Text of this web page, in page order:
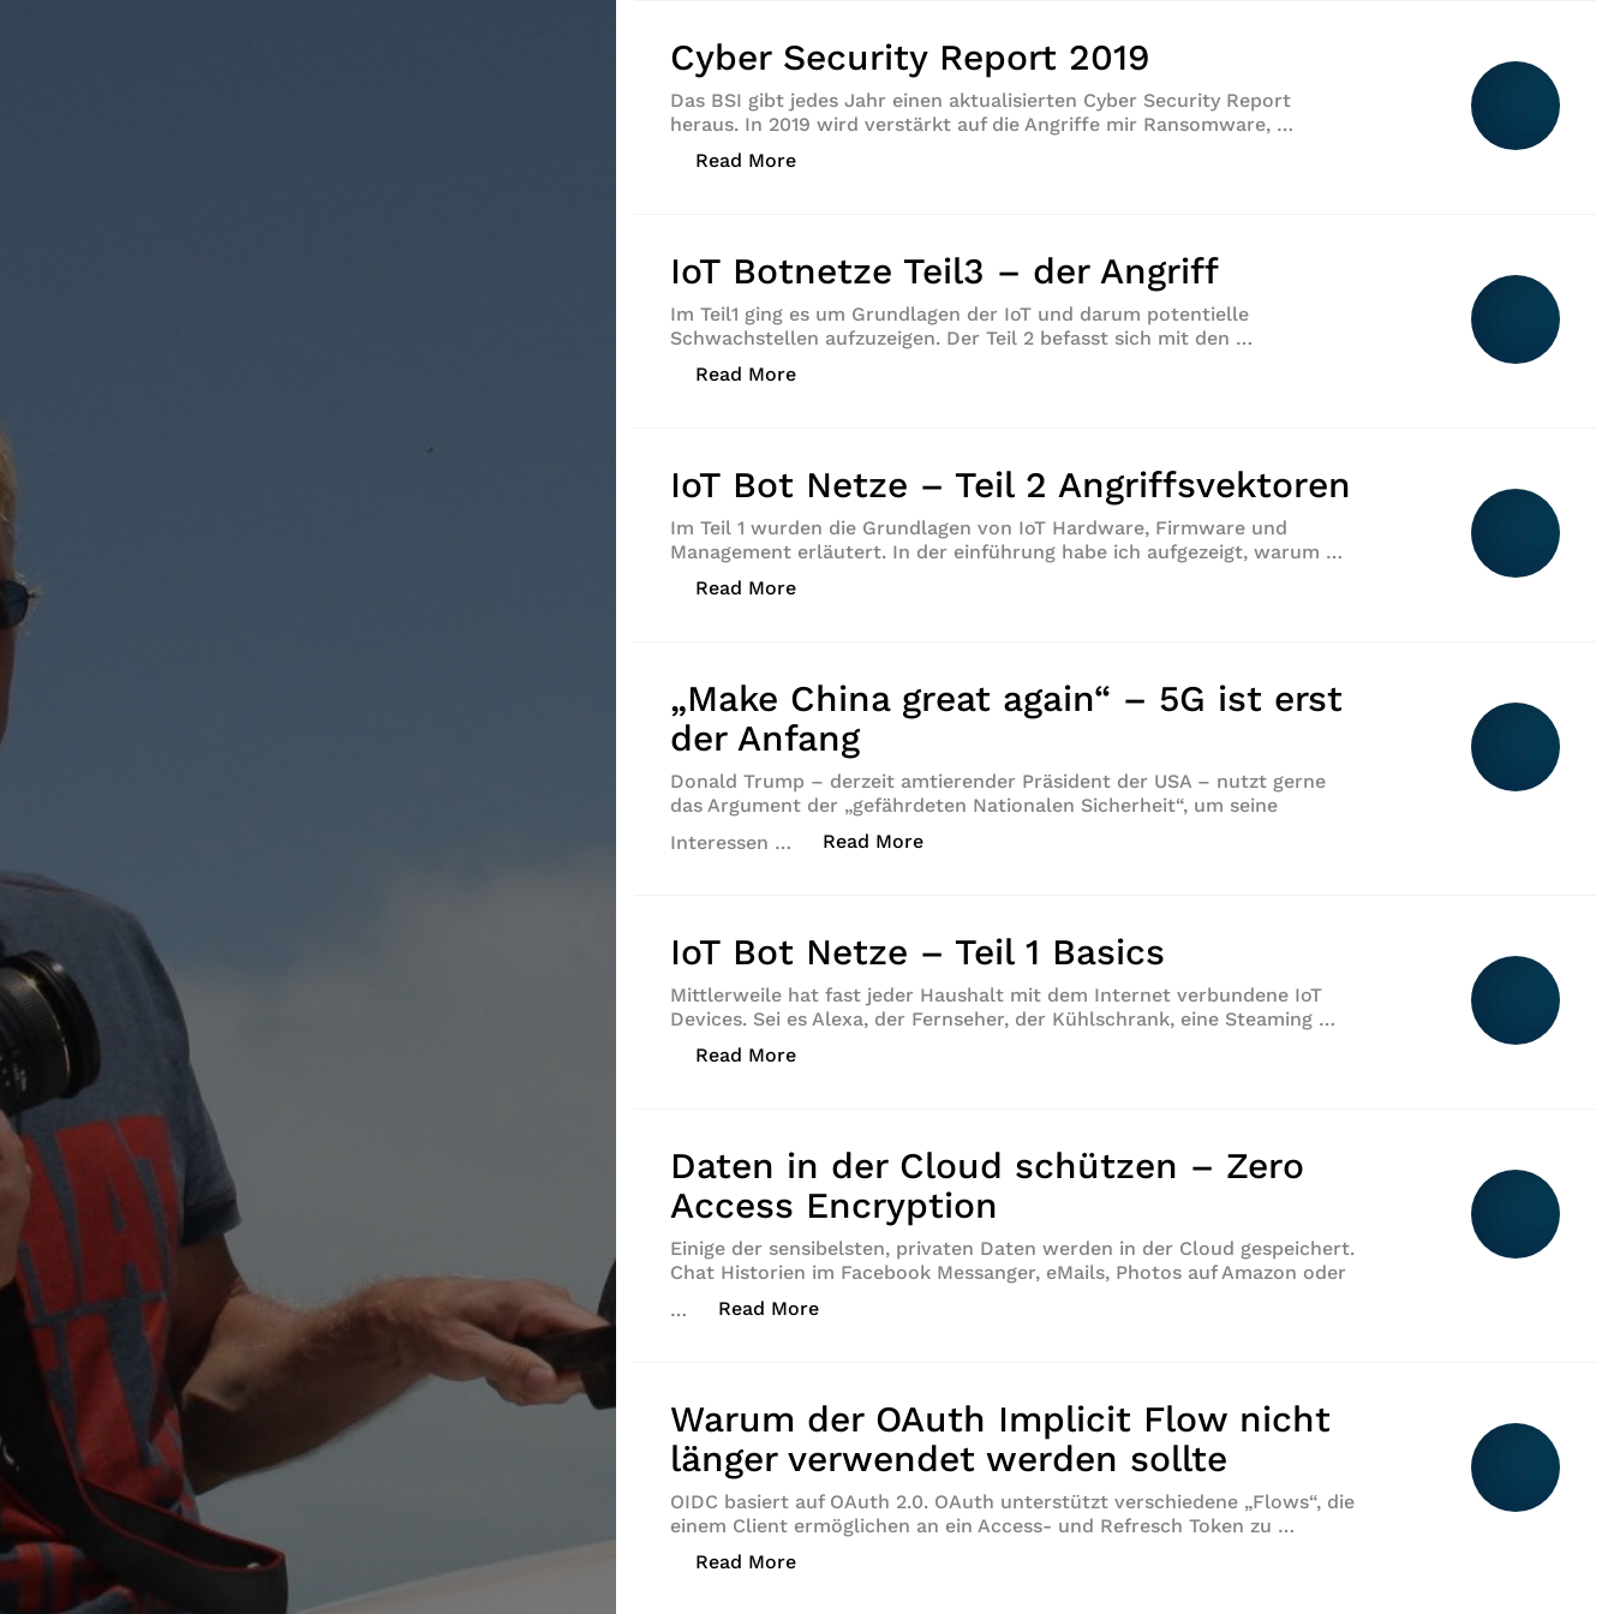
Cyber Security Report 2019
Das BSI gibt jedes Jahr einen aktualisierten Cyber Security Report
heraus. In 2019 wird verstärkt auf die Angriffe mir Ransomware, …
Read More„Cyber Security Report 2019“
IoT Botnetze Teil3 – der Angriff
Im Teil1 ging es um Grundlagen der IoT und darum potentielle
Schwachstellen aufzuzeigen. Der Teil 2 befasst sich mit den …
Read More„IoT Botnetze Teil3 – der Angriff“
IoT Bot Netze – Teil 2 Angriffsvektoren
Im Teil 1 wurden die Grundlagen von IoT Hardware, Firmware und
Management erläutert. In der einführung habe ich aufgezeigt, warum …
Read More„IoT Bot Netze – Teil 2 Angriffsvektoren“
„Make China great again“ – 5G ist erst
der Anfang
Donald Trump – derzeit amtierender Präsident der USA – nutzt gerne
das Argument der „gefährdeten Nationalen Sicherheit“, um seine
Interessen …
Read More„„Make China great again“ – 5G ist erst der Anfang“
IoT Bot Netze – Teil 1 Basics
Mittlerweile hat fast jeder Haushalt mit dem Internet verbundene IoT
Devices. Sei es Alexa, der Fernseher, der Kühlschrank, eine Steaming …
Read More„IoT Bot Netze – Teil 1 Basics“
Daten in der Cloud schützen – Zero
Access Encryption
Einige der sensibelsten, privaten Daten werden in der Cloud gespeichert.
Chat Historien im Facebook Messanger, eMails, Photos auf Amazon oder
…
Read More„Daten in der Cloud schützen – Zero Access Encryption“
Warum der OAuth Implicit Flow nicht
länger verwendet werden sollte
OIDC basiert auf OAuth 2.0. OAuth unterstützt verschiedene „Flows“, die
einem Client ermöglichen an ein Access- und Refresch Token zu …
Read More„Warum der OAuth Implicit Flow nicht länger verwendet werden sollte“